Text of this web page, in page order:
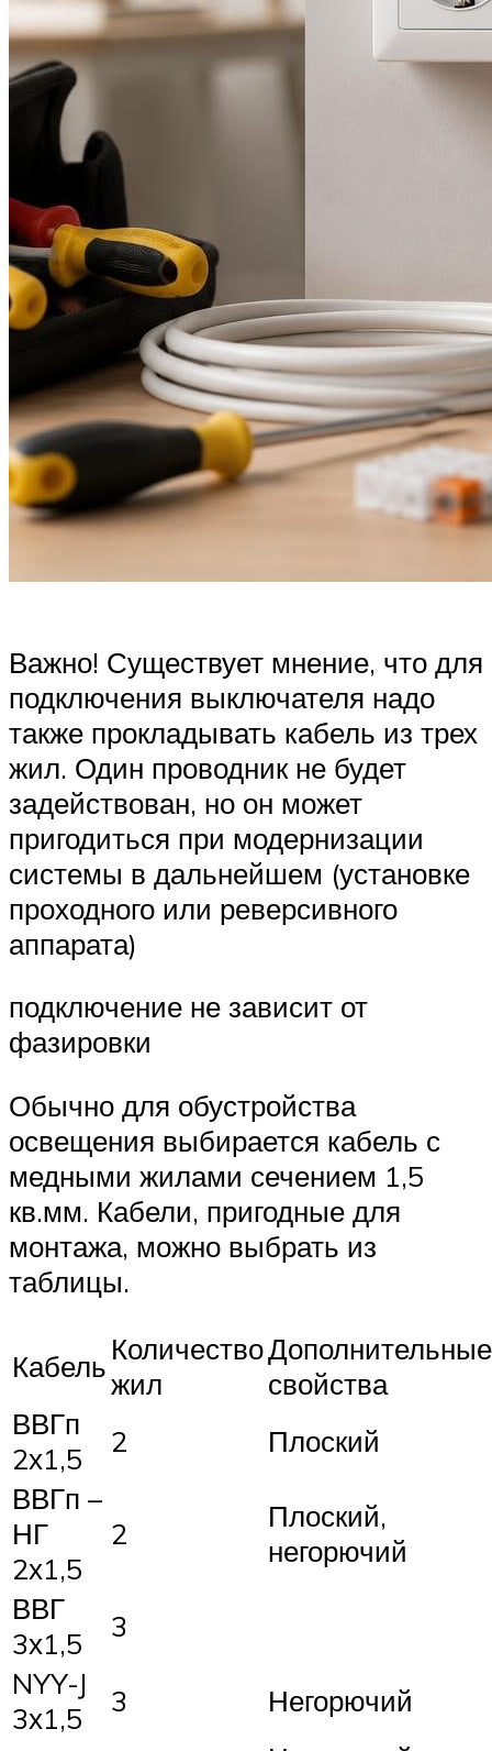
Важно! Существует мнение, что для
подключения выключателя надо
также прокладывать кабель из трех
жил. Один проводник не будет
задействован, но он может
пригодиться при модернизации
системы в дальнейшем (установке
проходного или реверсивного
аппарата)
подключение не зависит от
фазировки
Обычно для обустройства
освещения выбирается кабель с
медными жилами сечением 1,5
кв.мм. Кабели, пригодные для
монтажа, можно выбрать из
таблицы.
Кабель Количество
жил
Дополнительные
свойства
ВВГп
2х1,5
2
Плоский
ВВГп –
НГ
2х1,5
2
Плоский,
негорючий
ВВГ
3х1,5
3
NYY-J
3х1,5
3
Негорючий